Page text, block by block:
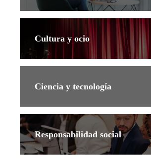
Cultura y ocio
Ciencia y tecnología
Responsabilidad social